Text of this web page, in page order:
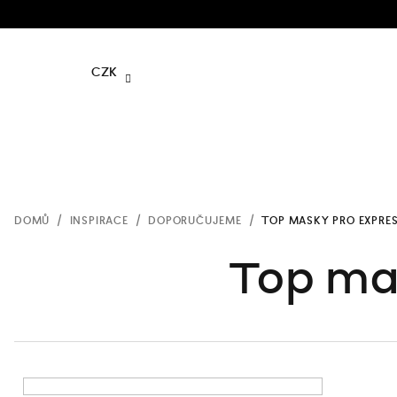
na
CZK
DOMŮ / INSPIRACE / DOPORUČUJEME / TOP MASKY PRO
Top